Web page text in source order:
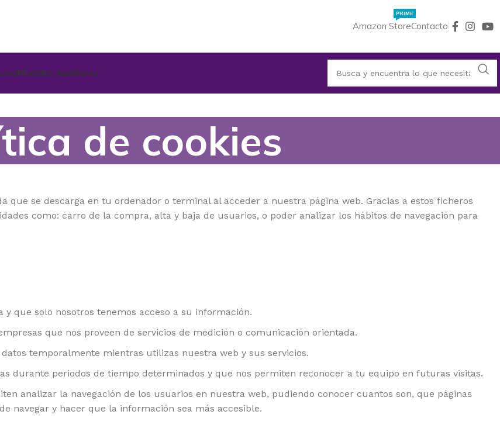
Amazon Store
PRIME
Contacto
Muebles Auxiliares
de cookies
que se descarga en tu ordenador o terminal al acceder a nuestra página web. Gracias a estos ficheros
como: carro de la compra, alta y baja de usuarios, o poder analizar los hábitos de navegación para
que solo nosotros tenemos acceso a su información.
que nos proveen de servicios de medición o comunicación orientada.
temporalmente mientras utilizas nuestra web y sus servicios.
durante periodos de tiempo determinados y que nos permiten reconocer a tu equipo en futuras visitas.
analizar la navegación de los usuarios en nuestra web, pudiendo conocer cuantos son, que páginas
navegar y hacer que la información sea más accesible.